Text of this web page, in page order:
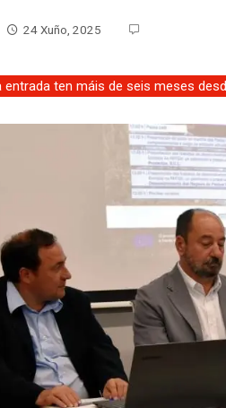
24 Xuño, 2025
entrada ten máis de seis meses